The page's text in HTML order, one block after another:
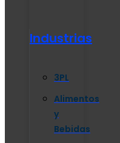
Industrias
3PL
Alimentos
y
Bebidas